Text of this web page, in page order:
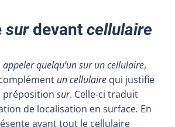
surdevant cellulaire
appeler quelqu’un sur un cellulaire,
un cellulaire qui justifie
préposition sur. Celle-ci traduit
de localisation en surface. En
avant tout le cellulaire